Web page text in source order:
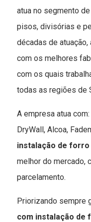
atua no segmento
pisos, divisórias e
décadas de
com os melhores
com os quais
todas as regiões de
A empresa atua
DryWall, Alcoa,
instalação de
melhor do mercado,
parcelamento.
Priorizando sempre
com instalação de